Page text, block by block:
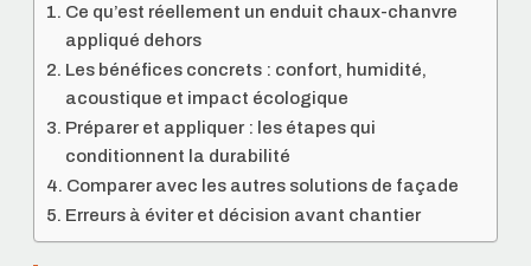
Ce qu’est réellement un enduit chaux-chanvre
appliqué dehors
Les bénéfices concrets : confort, humidité,
acoustique et impact écologique
Préparer et appliquer : les étapes qui
conditionnent la durabilité
Comparer avec les autres solutions de façade
Erreurs à éviter et décision avant chantier